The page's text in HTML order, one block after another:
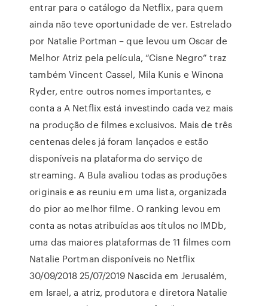
entrar para o catálogo da Netflix, para quem
ainda não teve oportunidade de ver. Estrelado
por Natalie Portman – que levou um Oscar de
Melhor Atriz pela película, “Cisne Negro” traz
também Vincent Cassel, Mila Kunis e Winona
Ryder, entre outros nomes importantes, e
conta a A Netflix está investindo cada vez mais
na produção de filmes exclusivos. Mais de três
centenas deles já foram lançados e estão
disponíveis na plataforma do serviço de
streaming. A Bula avaliou todas as produções
originais e as reuniu em uma lista, organizada
do pior ao melhor filme. O ranking levou em
conta as notas atribuídas aos títulos no IMDb,
uma das maiores plataformas de 11 filmes com
Natalie Portman disponíveis no Netflix
30/09/2018 25/07/2019 Nascida em Jerusalém,
em Israel, a atriz, produtora e diretora Natalie